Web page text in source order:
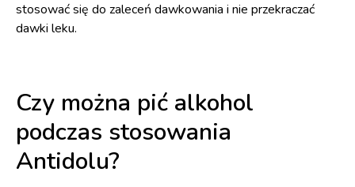
stosować się do zaleceń dawkowania i nie przekraczać
dawki leku.
Czy można pić alkohol
podczas stosowania
Antidolu?